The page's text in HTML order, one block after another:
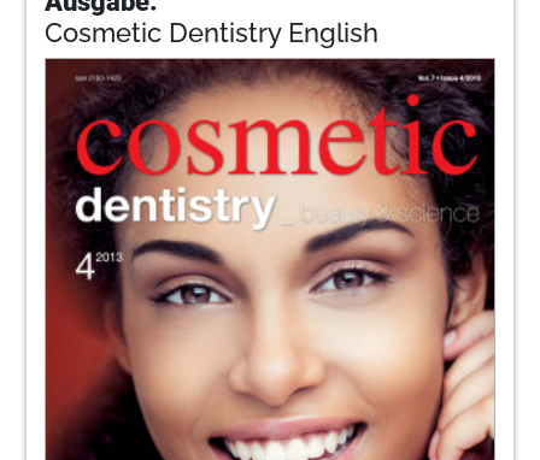
Cosmetic Dentistry English